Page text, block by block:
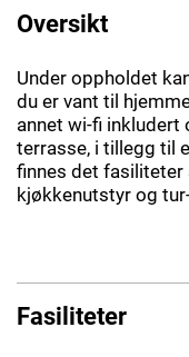
Oversikt
Under oppholdet
du er vant til
annet wi-fi inkludert
terrasse, i tillegg til
finnes det fasiliteter
kjøkkenutstyr og
Fasiliteter